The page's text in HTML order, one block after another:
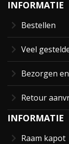
INFORMATIE
Bestellen
Veel
Bezorgen
Retour
INFORMATIE
Raam kapot